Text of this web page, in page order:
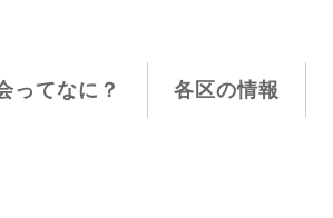
ってなに？ 各区の情報